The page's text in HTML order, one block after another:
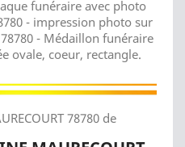
funéraire avec photo
- impression photo sur
- Médaillon funéraire
ovale, coeur, rectangle.
78780 de